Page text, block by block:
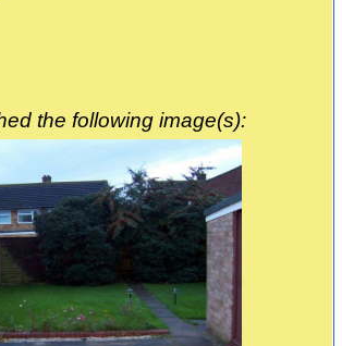
the following image(s):